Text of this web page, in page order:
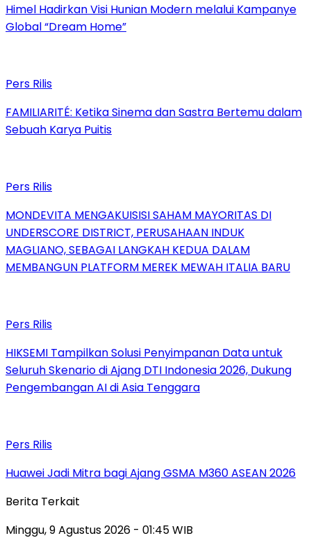
Himel Hadirkan Visi Hunian Modern melalui Kampanye
Global “Dream Home”
Pers Rilis
FAMILIARITÉ: Ketika Sinema dan Sastra Bertemu dalam
Sebuah Karya Puitis
Pers Rilis
MONDEVITA MENGAKUISISI SAHAM MAYORITAS DI
UNDERSCORE DISTRICT, PERUSAHAAN INDUK
MAGLIANO, SEBAGAI LANGKAH KEDUA DALAM
MEMBANGUN PLATFORM MEREK MEWAH ITALIA BARU
Pers Rilis
HIKSEMI Tampilkan Solusi Penyimpanan Data untuk
Seluruh Skenario di Ajang DTI Indonesia 2026, Dukung
Pengembangan AI di Asia Tenggara
Pers Rilis
Huawei Jadi Mitra bagi Ajang GSMA M360 ASEAN 2026
Berita Terkait
Minggu, 9 Agustus 2026 - 01:45 WIB